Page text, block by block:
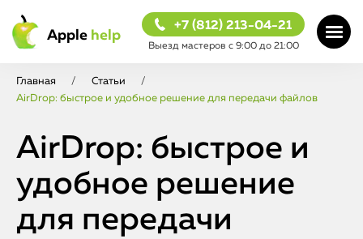
Apple help
+7 (812) 213-04-21
Выезд мастеров с 9:00 до 21:00
Главная / Статьи
/
AirDrop: быстрое и удобное решение для передачи файлов
AirDrop: быстрое и
удобное решение
для передачи